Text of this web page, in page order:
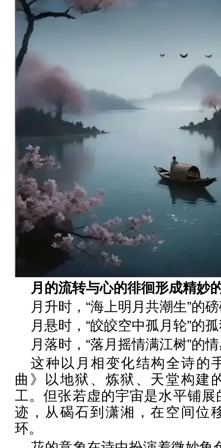
月的流转与心的徘徊形成精妙
月升时，“海上明月共潮生”的
月悬时，“皎皎空中孤月轮”的
月落时，“落月摇情满江树”的
这种以月相变化结构全诗的
曲》以地狱、炼狱、天堂构建
工。但张若虚的宇宙是水平铺
迹，从碣石到潇湘，在空间位
环。